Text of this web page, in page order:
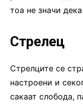
тоа не значи
Стрелец
Стрелците се
настроени и
сакаат слобода,